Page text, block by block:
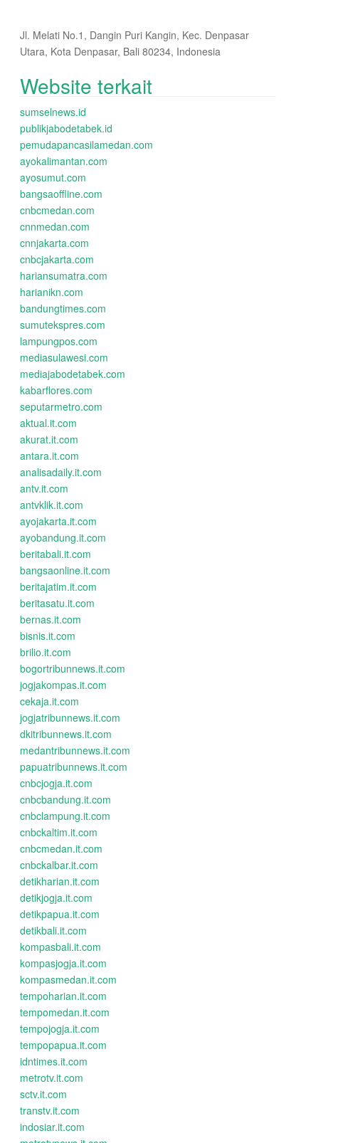
Jl. Melati No.1, Dangin Puri Kangin, Kec. Denpasar
Utara, Kota Denpasar, Bali 80234, Indonesia
Website terkait
sumselnews.id
publikjabodetabek.id
pemudapancasilamedan.com
ayokalimantan.com
ayosumut.com
bangsaoffline.com
cnbcmedan.com
cnnmedan.com
cnnjakarta.com
cnbcjakarta.com
hariansumatra.com
harianikn.com
bandungtimes.com
sumutekspres.com
lampungpos.com
mediasulawesi.com
mediajabodetabek.com
kabarflores.com
seputarmetro.com
aktual.it.com
akurat.it.com
antara.it.com
analisadaily.it.com
antv.it.com
antvklik.it.com
ayojakarta.it.com
ayobandung.it.com
beritabali.it.com
bangsaonline.it.com
beritajatim.it.com
beritasatu.it.com
bernas.it.com
bisnis.it.com
brilio.it.com
bogortribunnews.it.com
jogjakompas.it.com
cekaja.it.com
jogjatribunnews.it.com
dkitribunnews.it.com
medantribunnews.it.com
papuatribunnews.it.com
cnbcjogja.it.com
cnbcbandung.it.com
cnbclampung.it.com
cnbckaltim.it.com
cnbcmedan.it.com
cnbckalbar.it.com
detikharian.it.com
detikjogja.it.com
detikpapua.it.com
detikbali.it.com
kompasbali.it.com
kompasjogja.it.com
kompasmedan.it.com
tempoharian.it.com
tempomedan.it.com
tempojogja.it.com
tempopapua.it.com
idntimes.it.com
metrotv.it.com
sctv.it.com
transtv.it.com
indosiar.it.com